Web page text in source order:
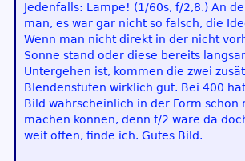
Jedenfalls: Lampe! (1/60s, f/2,8.) An
man, es war gar nicht so falsch, die
Wenn man nicht direkt in der nicht
Sonne stand oder diese bereits
Untergehen ist, kommen die zwei
Blendenstufen wirklich gut. Bei 400
Bild wahrscheinlich in der Form schon
machen können, denn f/2 wäre da
weit offen, finde ich. Gutes Bild.